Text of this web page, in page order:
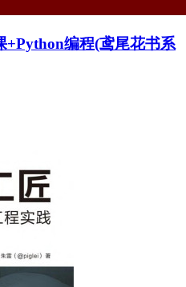
+Python编程(鸢尾花书系